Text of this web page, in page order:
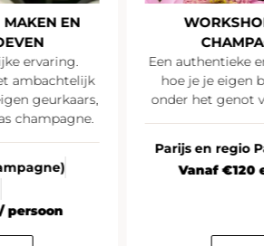
EN
ervaring.
ambachtelijk
geurkaars,
champagne.
persoon
Een authentieke
hoe je je eigen
onder het genot
Parijs en regio
Vanaf €120